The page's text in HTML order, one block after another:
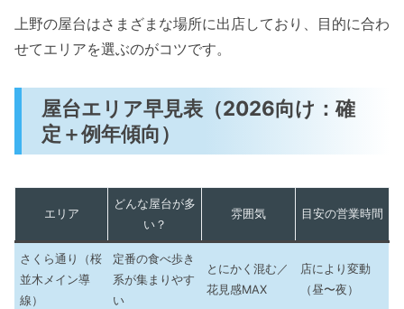
上野の屋台はさまざまな場所に出店しており、目的に合わ
せてエリアを選ぶのがコツです。
屋台エリア早見表（2026向け：確
定＋例年傾向）
エリア
どんな屋台が多
い？
雰囲気 目安の営業時間
さくら通り（桜
並木メイン導
線）
定番の食べ歩き
系が集まりやす
い
とにかく混む／
花見感MAX
店により変動
（昼〜夜）